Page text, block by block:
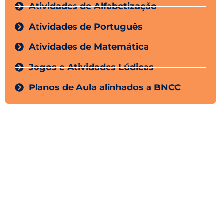
Atividades de Alfabetização
Atividades de Português
Atividades de Matemática
Jogos e Atividades Lúdicas
Planos de Aula alinhados a BNCC